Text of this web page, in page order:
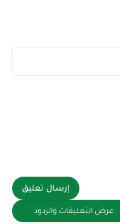
إرسال تعليق
عرض التعليقات والردود